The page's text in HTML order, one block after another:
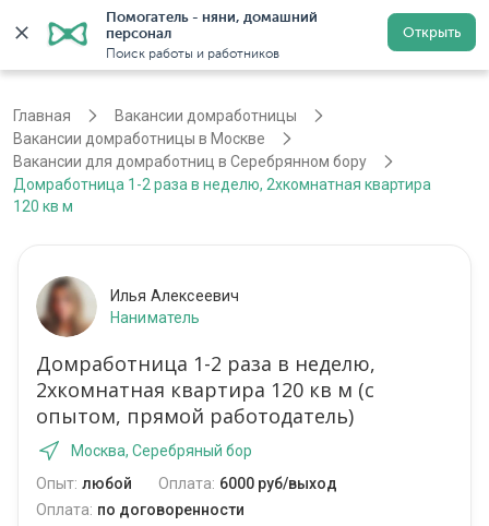
Помогатель - няни, домашний
персонал
Поиск работы и работников
Открыть
Регистрация
Главная
Вакансии домработницы
Вакансии домработницы в Москве
Вакансии для домработниц в Серебрянном бору
Домработница 1-2 раза в неделю, 2хкомнатная квартира
120 кв м
Илья Алексеевич
Наниматель
Домработница 1-2 раза в неделю,
2хкомнатная квартира 120 кв м (с
опытом, прямой работодатель)
Москва, Серебряный бор
Опыт: любой Оплата: 6000 руб/выход
Оплата: по договоренности